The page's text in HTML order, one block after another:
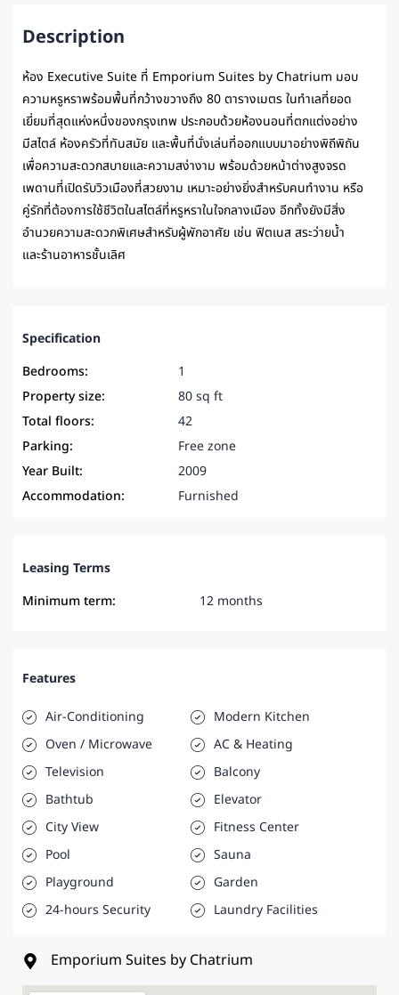
Description
ห้อง Executive Suite ที่ Emporium Suites by Chatrium มอบ
ความหรูหราพร้อมพื้นที่กว้างขวางถึง 80 ตารางเมตร ในทำเลที่ยอด
เยี่ยมที่สุดแห่งหนึ่งของกรุงเทพ ประกอบด้วยห้องนอนที่ตกแต่งอย่าง
มีสไตล์ ห้องครัวที่ทันสมัย และพื้นที่นั่งเล่นที่ออกแบบมาอย่างพิถีพิถัน
เพื่อความสะดวกสบายและความสง่างาม พร้อมด้วยหน้าต่างสูงจรด
เพดานที่เปิดรับวิวเมืองที่สวยงาม เหมาะอย่างยิ่งสำหรับคนทำงาน หรือ
คู่รักที่ต้องการใช้ชีวิตในสไตล์ที่หรูหราในใจกลางเมือง อีกทั้งยังมีสิ่ง
อำนวยความสะดวกพิเศษสำหรับผู้พักอาศัย เช่น ฟิตเนส สระว่ายน้ำ
และร้านอาหารชั้นเลิศ
Specification
Bedrooms:
1
Property size:
80 sq ft
Total floors:
42
Parking:
Free zone
Year Built:
2009
Accommodation:
Furnished
Leasing Terms
Minimum term:
12 months
Features
Air-Conditioning
Modern Kitchen
Oven / Microwave
AC & Heating
Television
Balcony
Bathtub
Elevator
City View
Fitness Center
Pool
Sauna
Playground
Garden
24-hours Security
Laundry Facilities
Emporium Suites by Chatrium